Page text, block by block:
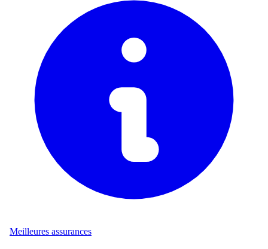
Meilleures assurances